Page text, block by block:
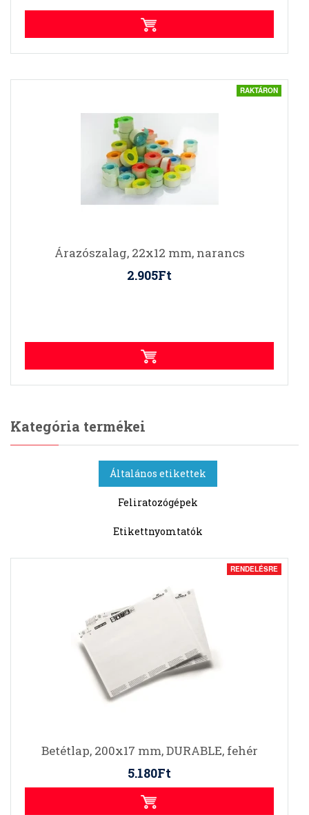
RAKTÁRON
Árazószalag, 22x12 mm, narancs
2.905Ft
Kategória termékei
Általános etikettek
Feliratozógépek
Etikettnyomtatók
RENDELÉSRE
Betétlap, 200x17 mm, DURABLE, fehér
5.180Ft